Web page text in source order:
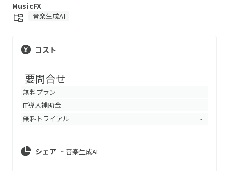
MusicFX
音楽生成AI
コスト
要問合せ
無料プラン -
IT導入補助金 -
無料トライアル -
シェア ~ 音楽生成AI